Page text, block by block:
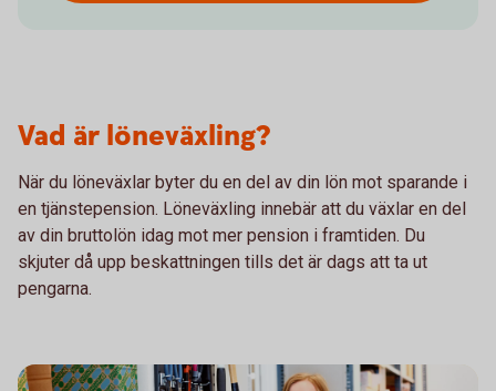
Vad är löneväxling?
När du löneväxlar byter du en del av din lön mot sparande i
en tjänstepension. Löneväxling innebär att du växlar en del
av din bruttolön idag mot mer pension i framtiden. Du
skjuter då upp beskattningen tills det är dags att ta ut
pengarna.